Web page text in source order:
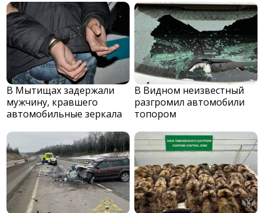
В Мытищах задержали
мужчину, кравшего
автомобильные зеркала
В Видном неизвестный
разгромил автомобили
топором